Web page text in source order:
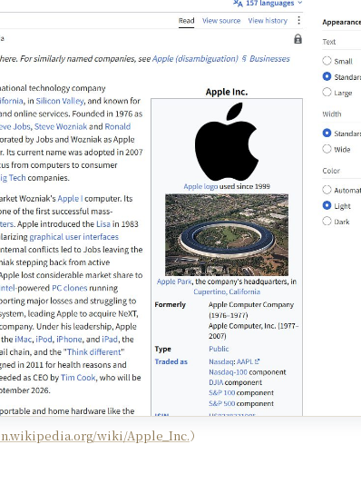
wiki/Apple_Inc.）